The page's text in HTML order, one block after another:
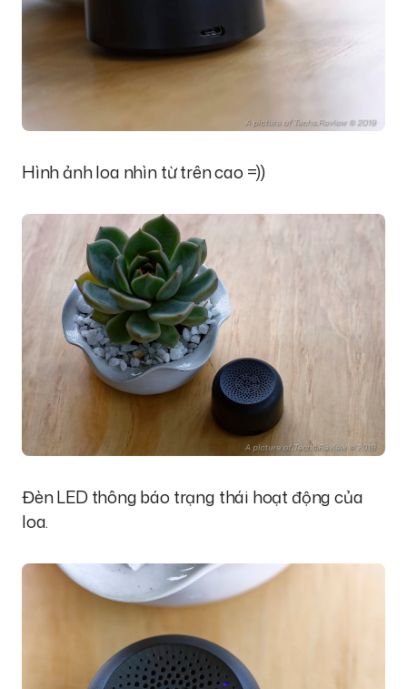
Hình ảnh loa nhìn từ trên cao =))
Đèn LED thông báo trạng thái hoạt động của
loa.